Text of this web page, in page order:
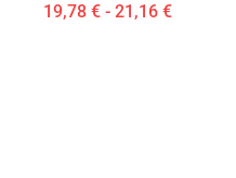
19,78 € - 21,16 €